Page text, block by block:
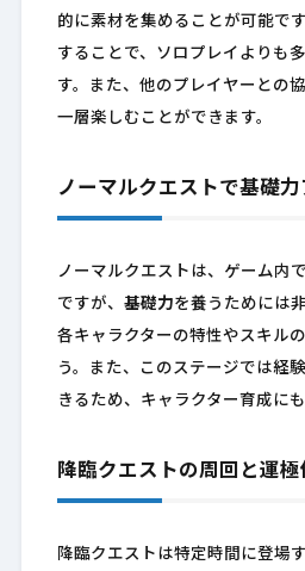
的に素材を集めることが可能で
することで、ソロプレイよりも
す。また、他のプレイヤーとの
一層楽しむことができます。
ノーマルクエストで基礎力
ノーマルクエストは、ゲーム内
ですが、 基礎力を養うためには
各キャラクターの特性やスキル
う。また、このステージでは経
きるため、キャラクター育成に
降臨クエストの周回と運極
降臨クエストは特定時間に登場